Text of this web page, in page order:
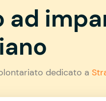
ad
dedicato a